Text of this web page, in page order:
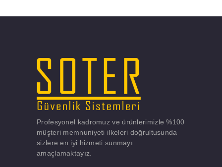
Profesyonel kadromuz ve ürünlerimizle %100
müşteri memnuniyeti ilkeleri doğrultusunda
sizlere en iyi hizmeti sunmayı
amaçlamaktayız.